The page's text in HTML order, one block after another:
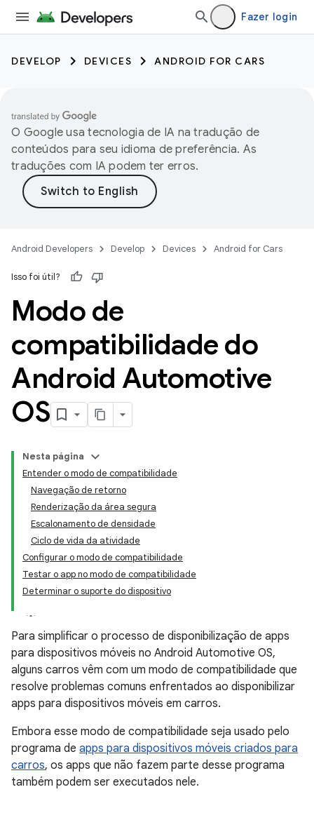
Fazer login
DEVELOP DEVICES ANDROID FOR CARS
O Google usa tecnologia de IA na tradução de
conteúdos para seu idioma de preferência. As
traduções com IA podem ter erros.
Android Developers Develop Devices Android for Cars
Isso foi útil?
Modo de
compatibilidade do
Android Automotive
OS
Nesta página
Entender o modo de compatibilidade
Navegação de retorno
Renderização da área segura
Escalonamento de densidade
Ciclo de vida da atividade
Configurar o modo de compatibilidade
Testar o app no modo de compatibilidade
Determinar o suporte do dispositivo
Para simplificar o processo de disponibilização de apps
para dispositivos móveis no Android Automotive OS,
alguns carros vêm com um modo de compatibilidade que
resolve problemas comuns enfrentados ao disponibilizar
apps para dispositivos móveis em carros.
Embora esse modo de compatibilidade seja usado pelo
programa de apps para dispositivos móveis criados para
carros, os apps que não fazem parte desse programa
também podem ser executados nele.